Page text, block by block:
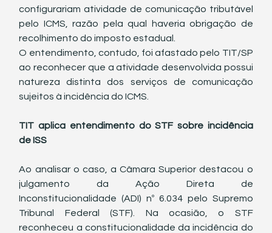
configurariam atividade de comunicação tributável
pelo ICMS, razão pela qual haveria obrigação de
recolhimento do imposto estadual.
O entendimento, contudo, foi afastado pelo TIT/SP
ao reconhecer que a atividade desenvolvida possui
natureza distinta dos serviços de comunicação
sujeitos à incidência do ICMS.
TIT aplica entendimento do STF sobre incidência
de ISS
Ao analisar o caso, a Câmara Superior destacou o
julgamento da Ação Direta de
Inconstitucionalidade (ADI) nº 6.034 pelo Supremo
Tribunal Federal (STF). Na ocasião, o STF
reconheceu a constitucionalidade da incidência do